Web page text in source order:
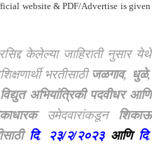
website & PDF/Advertise is given
केलेल्या जाहिराती नुसार येथे
भरतीसाठीजळगाव, धुळे,
विद्युत अभियांत्रिकी पदवीधर आणि
उमेदवारांकडून शिकाऊ
दि. २३/२/२०२३ आणिदि.